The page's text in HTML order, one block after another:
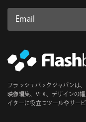
Email
ス
必
須
フラッシュバックジャパンは
映像編集、VFX、デザインの
イターに役立つツールやサー